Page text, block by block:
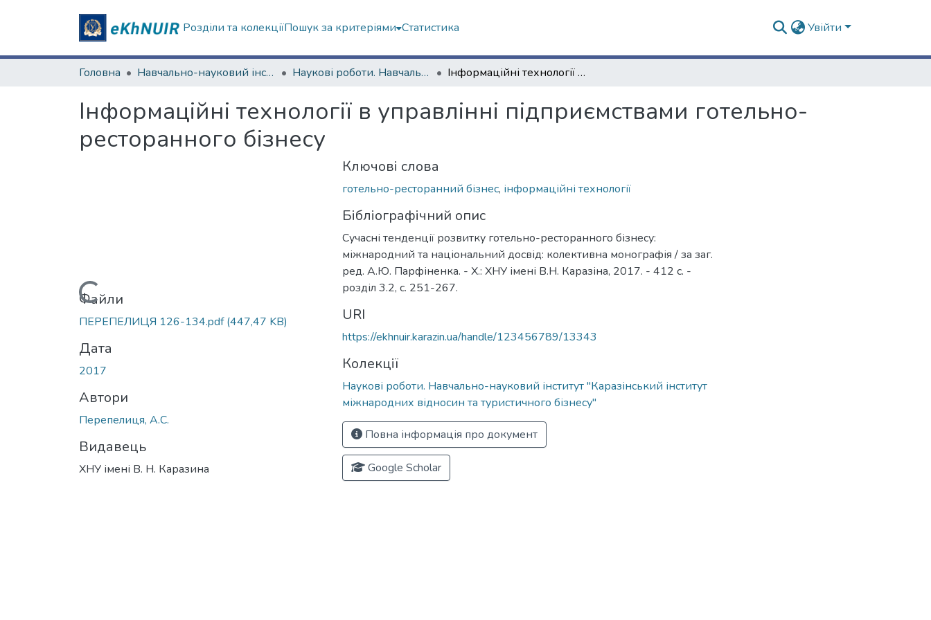
Розділи та колекціїПошук за критеріями Статистика Увійти
Головна Навчально-науковий інститут "Каразінський інститут міжнародних відносин та туристичного бізнесу" Наукові роботи. Навчально-науковий інститут "Каразінський інститут міжнародних відносин та туристичного бізнесу" Інформаційні технології в управлінні підприємствами готельно-ресторанного бізнесу
Інформаційні технології в управлінні підприємствами готельно-
ресторанного бізнесу
Вантажиться...
Файли
ПЕРЕПЕЛИЦЯ 126-134.pdf(447,47 KB)
Дата
2017
Автори
Перепелиця, А.С.
Видавець
ХНУ імені В. Н. Каразина
Ключові слова
готельно-ресторанний бізнес, інформаційні технології
Бібліографічний опис
Сучасні тенденції розвитку готельно-ресторанного бізнесу:
міжнародний та національний досвід: колективна монографія / за заг.
ред. А.Ю. Парфіненка. - X.: ХНУ імені В.Н. Каразіна, 2017. - 412 с. -
розділ 3.2, с. 251-267.
URI
https://ekhnuir.karazin.ua/handle/123456789/13343
Колекції
Наукові роботи. Навчально-науковий інститут "Каразінський інститут
міжнародних відносин та туристичного бізнесу"
Повна інформація про документ
Google Scholar